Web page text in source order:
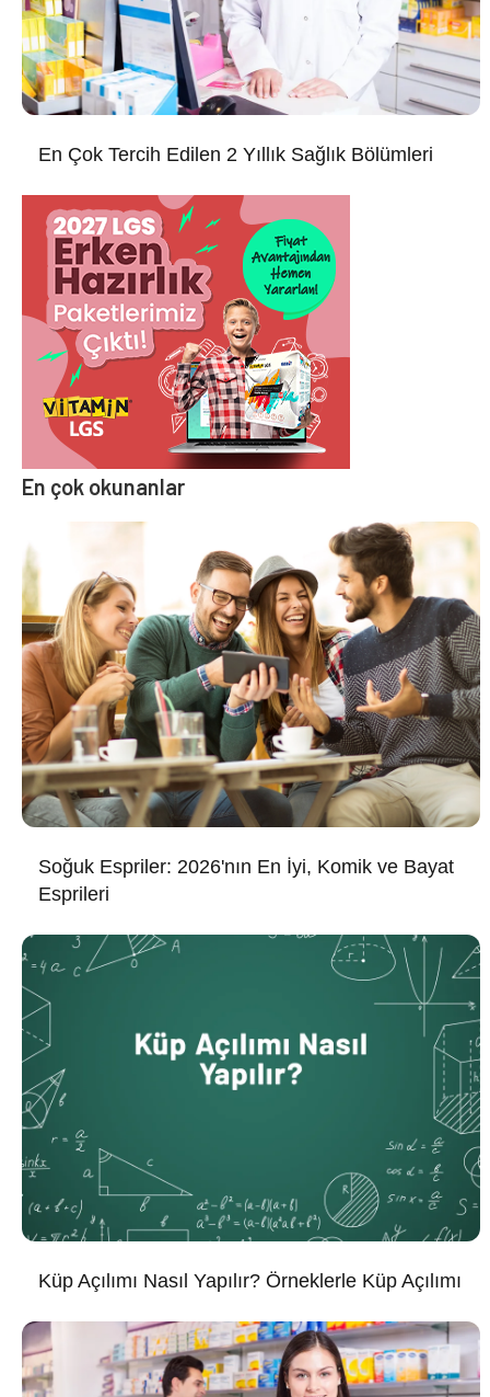
En Çok Tercih Edilen 2 Yıllık Sağlık Bölümleri
En çok okunanlar
Soğuk Espriler: 2026'nın En İyi, Komik ve Bayat
Esprileri
Küp Açılımı Nasıl Yapılır? Örneklerle Küp Açılımı